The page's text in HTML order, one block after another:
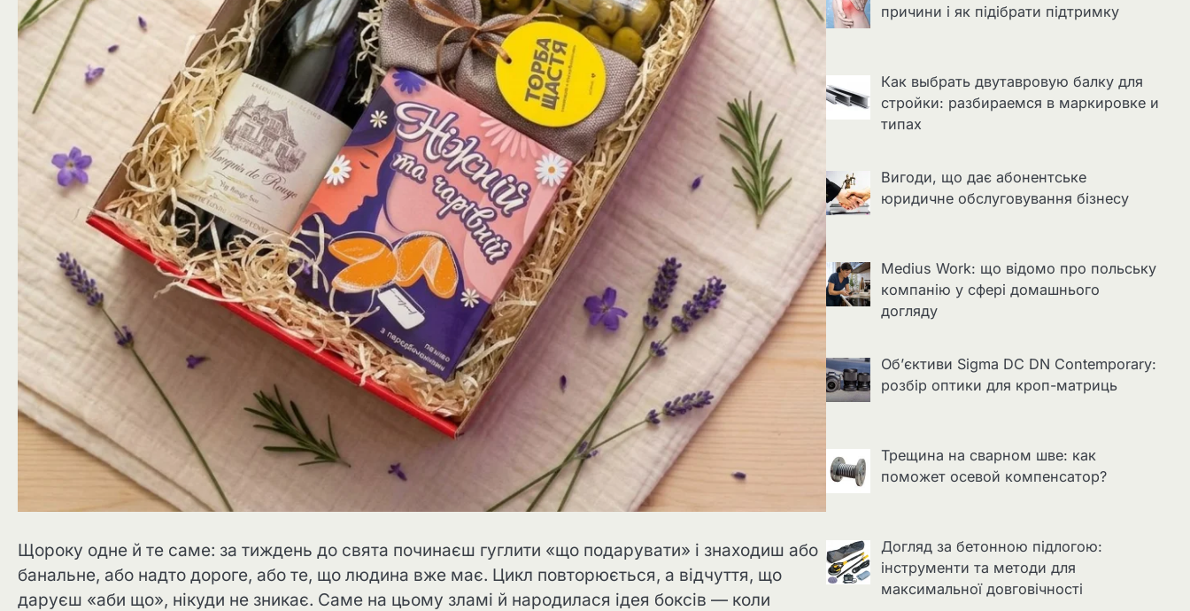
Щороку одне й те саме: за тиждень до свята починаєш гуглити «що подарувати» і знаходиш або
банальне, або надто дороге, або те, що людина вже має. Цикл повторюється, а відчуття, що
даруєш «аби що», нікуди не зникає. Саме на цьому зламі й народилася ідея боксів — коли
причини і як підібрати підтримку
Как выбрать двутавровую балку для
стройки: разбираемся в маркировке и
типах
Вигоди, що дає абонентське
юридичне обслуговування бізнесу
Medius Work: що відомо про польську
компанію у сфері домашнього
догляду
Об’єктиви Sigma DC DN Contemporary:
розбір оптики для кроп-матриць
Трещина на сварном шве: как
поможет осевой компенсатор?
Догляд за бетонною підлогою:
інструменти та методи для
максимальної довговічності